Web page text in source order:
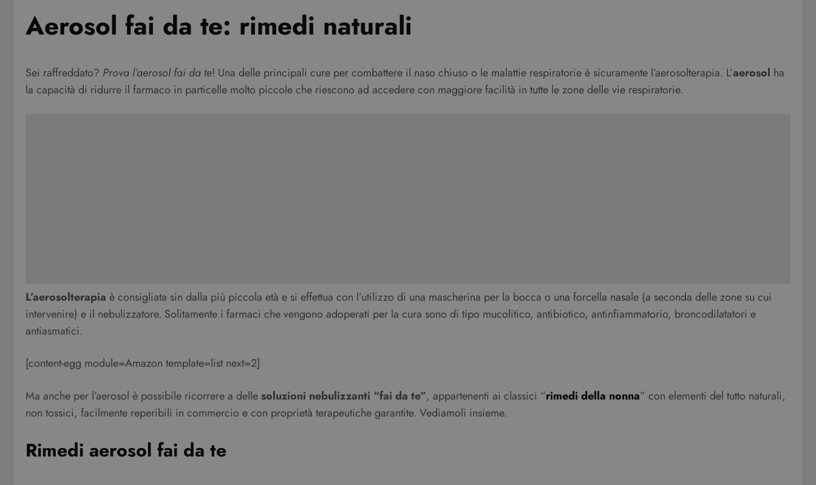
Aerosol fai da te: rimedi naturali
Sei raffreddato? Prova l’aerosol fai da te! Una delle principali cure per combattere il naso chiuso o le malattie respiratorie è sicuramente l’aerosolterapia. L’aerosol ha
la capacità di ridurre il farmaco in particelle molto piccole che riescono ad accedere con maggiore facilità in tutte le zone delle vie respiratorie.
L’aerosolterapia è consigliata sin dalla più piccola età e si effettua con l’utilizzo di una mascherina per la bocca o una forcella nasale (a seconda delle zone su cui
intervenire) e il nebulizzatore. Solitamente i farmaci che vengono adoperati per la cura sono di tipo mucolitico, antibiotico, antinfiammatorio, broncodilatatori e
antiasmatici.
[content-egg module=Amazon template=list next=2]
Ma anche per l’aerosol è possibile ricorrere a dellesoluzioni nebulizzanti “fai da te”, appartenenti ai classici “rimedi della nonna” con elementi del tutto naturali,
non tossici, facilmente reperibili in commercio e con proprietà terapeutiche garantite. Vediamoli insieme.
Rimedi aerosol fai da te